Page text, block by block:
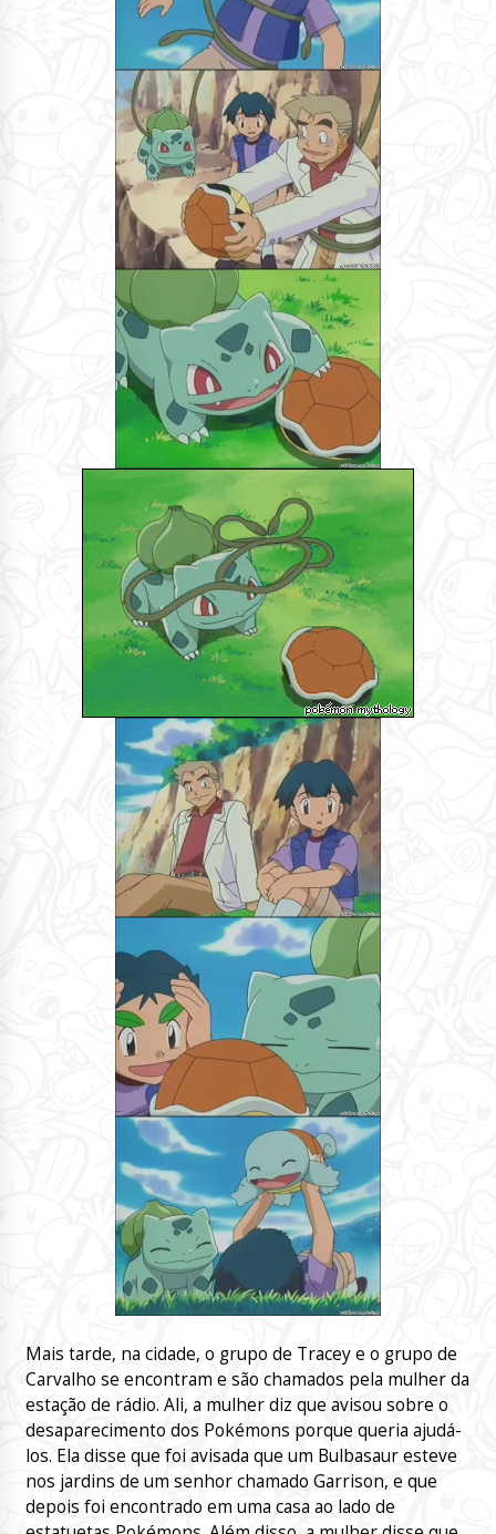
Mais tarde, na cidade, o grupo de Tracey e o grupo de
Carvalho se encontram e são chamados pela mulher da
estação de rádio. Ali, a mulher diz que avisou sobre o
desaparecimento dos Pokémons porque queria ajudá-
los. Ela disse que foi avisada que um Bulbasaur esteve
nos jardins de um senhor chamado Garrison, e que
depois foi encontrado em uma casa ao lado de